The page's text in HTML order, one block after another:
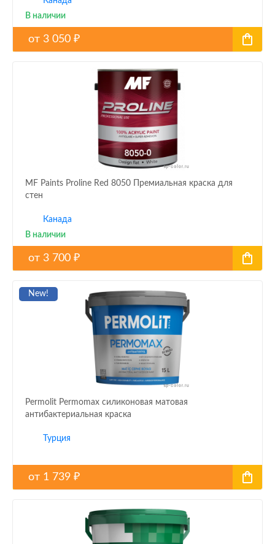
В наличии
от 3 050 ₽
MF Paints Proline Red 8050 Премиальная краска для
стен
Канада
В наличии
от 3 700 ₽
New!
Permolit Permomax силиконовая матовая
антибактериальная краска
Турция
от 1 739 ₽